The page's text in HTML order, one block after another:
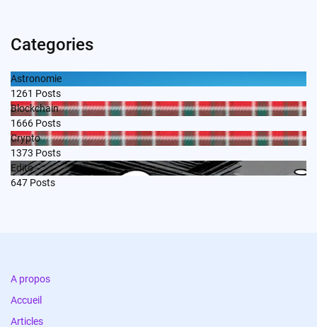
Categories
Astronomie
1261 Posts
Blockchain
1666 Posts
Crypto
1373 Posts
Edito
647 Posts
A propos
Accueil
Articles